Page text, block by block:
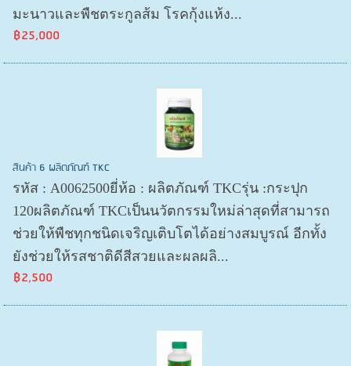
มะนาวและพืชตระกูลส้ม โรคกุ้งแห้ง...
฿25,000
สินค้า 6 ผลิตภัณฑ์ TKC
รหัส : A0062500ยี่ห้อ : ผลิตภัณฑ์ TKCรุ่น :กระปุก
120ผลิตภัณฑ์ TKCเป็นนวัตกรรมใหม่ล่าสุดที่สามารถ
ช่วยให้พืชทุกชนิดเจริญเติบโตได้อย่างสมบูรณ์ อีกทั้ง
ยังช่วยให้รสชาติดีสีสวยและผลผลิ...
฿2,500